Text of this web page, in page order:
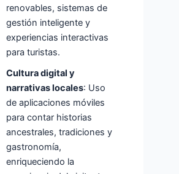
renovables, sistemas de
gestión inteligente y
experiencias interactivas
para turistas.
Cultura digital y
narrativas locales: Uso
de aplicaciones móviles
para contar historias
ancestrales, tradiciones y
gastronomía,
enriqueciendo la